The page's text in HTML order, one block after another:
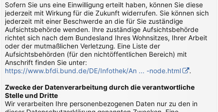
Sofern Sie uns eine Einwilligung erteilt haben, können Sie diese
jederzeit mit Wirkung für die Zukunft widerrufen. Sie können sich
jederzeit mit einer Beschwerde an die für Sie zuständige
Aufsichtsbehörde wenden. Ihre zuständige Aufsichtsbehörde
richtet sich nach dem Bundesland Ihres Wohnsitzes, Ihrer Arbeit
oder der mutmaßlichen Verletzung. Eine Liste der
Aufsichtsbehörden (für den nichtöffentlichen Bereich) mit
Anschrift finden Sie unter:
https://www.bfdi.bund.de/DE/Infothek/An ... -node.html
.
Zwecke der Datenverarbeitung durch die verantwortliche
Stelle und Dritte
Wir verarbeiten Ihre personenbezogenen Daten nur zu den in